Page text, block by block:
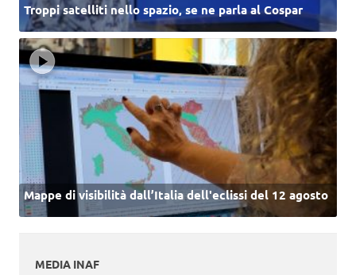
Troppi satelliti nello spazio, se ne parla al Cospar
Mappe di visibilità dall’Italia dell'eclissi del 12 agosto
MEDIA INAF